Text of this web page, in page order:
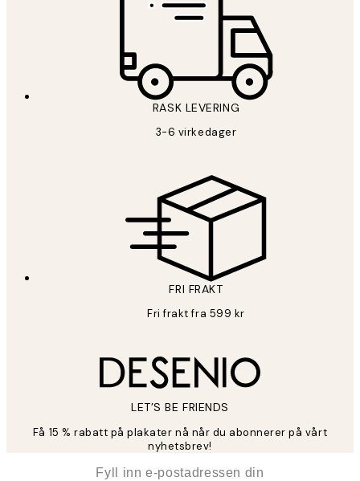
RASK LEVERING
3-6 virkedager
FRI FRAKT
Fri frakt fra 599 kr
LET’S BE FRIENDS
Få 15 % rabatt på plakater nå når du abonnerer på vårt
nyhetsbrev!